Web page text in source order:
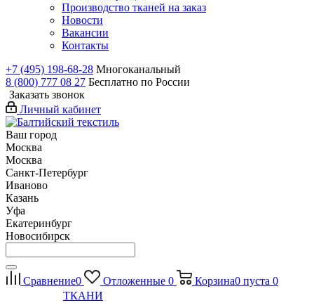
Производство тканей на заказ
Новости
Вакансии
Контакты
+7 (495) 198-68-28 Многоканальный
8 (800) 777 08 27 Бесплатно по России
Заказать звонок
Личный кабинет
Ваш город
Москва
Москва
Санкт-Петербург
Иваново
Казань
Уфа
Екатеринбург
Новосибирск
Сравнение0 Отложенные 0 Корзина0 пуста 0
ТКАНИ